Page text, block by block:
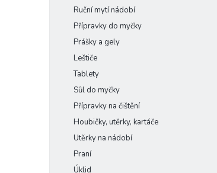
Ruční mytí nádobí
Přípravky do myčky
Prášky a gely
Leštiče
Tablety
Sůl do myčky
Přípravky na čištění
Houbičky, utěrky, kartáče
Utěrky na nádobí
Praní
Úklid